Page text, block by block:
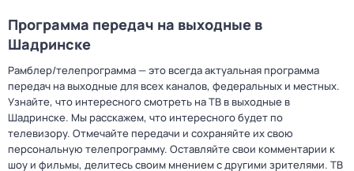
Программа передач на выходные в
Шадринске
Рамблер/телепрограмма — это всегда актуальная программа
передач на выходные для всех каналов, федеральных и местных.
Узнайте, что интересного смотреть на ТВ в выходные в
Шадринске. Мы расскажем, что интересного будет по
телевизору. Отмечайте передачи и сохраняйте их свою
персональную телепрограмму. Оставляйте свои комментарии к
шоу и фильмы, делитесь своим мнением с другими зрителями. ТВ